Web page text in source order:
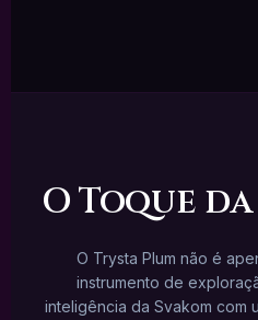
O Toque da
O Trysta Plum não é
instrumento de
inteligência da Svakom com